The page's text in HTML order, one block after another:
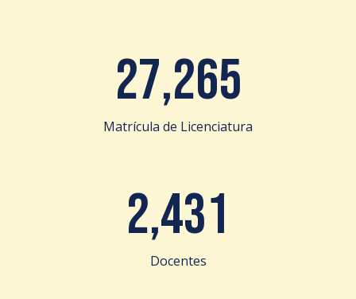
27,265
Matrícula de Licenciatura
2,431
Docentes